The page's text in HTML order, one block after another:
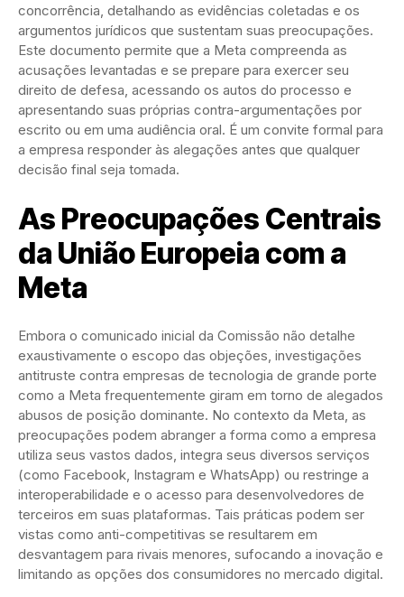
concorrência, detalhando as evidências coletadas e os
argumentos jurídicos que sustentam suas preocupações.
Este documento permite que a Meta compreenda as
acusações levantadas e se prepare para exercer seu
direito de defesa, acessando os autos do processo e
apresentando suas próprias contra-argumentações por
escrito ou em uma audiência oral. É um convite formal para
a empresa responder às alegações antes que qualquer
decisão final seja tomada.
As Preocupações Centrais
da União Europeia com a
Meta
Embora o comunicado inicial da Comissão não detalhe
exaustivamente o escopo das objeções, investigações
antitruste contra empresas de tecnologia de grande porte
como a Meta frequentemente giram em torno de alegados
abusos de posição dominante. No contexto da Meta, as
preocupações podem abranger a forma como a empresa
utiliza seus vastos dados, integra seus diversos serviços
(como Facebook, Instagram e WhatsApp) ou restringe a
interoperabilidade e o acesso para desenvolvedores de
terceiros em suas plataformas. Tais práticas podem ser
vistas como anti-competitivas se resultarem em
desvantagem para rivais menores, sufocando a inovação e
limitando as opções dos consumidores no mercado digital.